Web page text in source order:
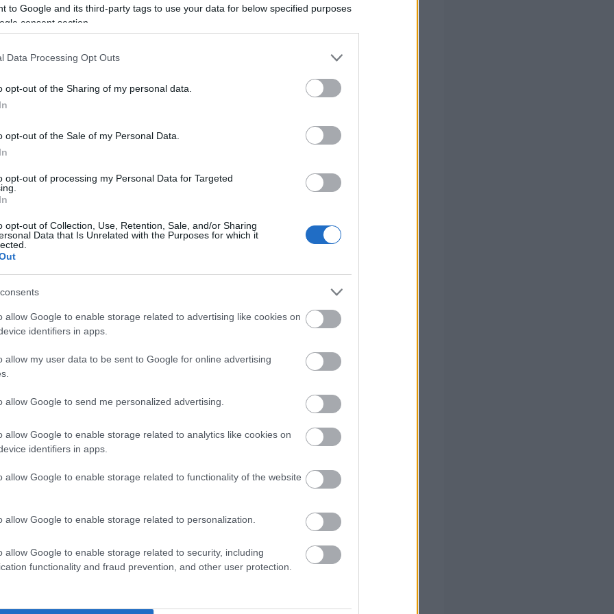
to Google and its third-party tags to use your data for below specified purposes
consent section.
Data Processing Opt Outs
opt-out of the Sharing of my personal data.
opt-out of the Sale of my Personal Data.
opt-out of processing my Personal Data for Targeted
opt-out of Collection, Use, Retention, Sale, and/or Sharing
Data that Is Unrelated with the Purposes for which it
allow Google to enable storage related to advertising like cookies on
identifiers in apps.
allow my user data to be sent to Google for online advertising
allow Google to send me personalized advertising.
allow Google to enable storage related to analytics like cookies on
identifiers in apps.
allow Google to enable storage related to functionality of the website
allow Google to enable storage related to personalization.
allow Google to enable storage related to security, including
functionality and fraud prevention, and other user protection.
Αγγλικών σε μόνο 2 ημέρες στα χέρια σας
η πιο Εύκολη Πιστοποίηση Υπολογιστών σε 2
όλες τις σημαντικές ειδήσεις.
proson.gr στα αποτελέσματα αναζήτησης της Google
Ειδήσεις
γραπτός διαγωνισμός - Μόνιμοι στο υπουργείο
μισθός: Σενάριο για αύξηση στα 1.000 ευρώ από το 2027